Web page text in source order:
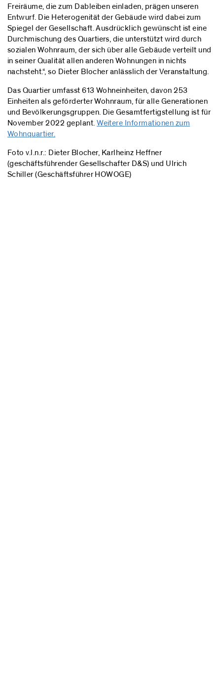
Freiräume, die zum Dableiben einladen, prägen unseren
Entwurf. Die Heterogenität der Gebäude wird dabei zum
Spiegel der Gesellschaft. Ausdrücklich gewünscht ist eine
Durchmischung des Quartiers, die unterstützt wird durch
sozialen Wohnraum, der sich über alle Gebäude verteilt und
in seiner Qualität allen anderen Wohnungen in nichts
nachsteht.“, so Dieter Blocher anlässlich der Veranstaltung.
Das Quartier umfasst 613 Wohneinheiten, davon 253
Einheiten als geförderter Wohnraum, für alle Generationen
und Bevölkerungsgruppen. Die Gesamtfertigstellung ist für
November 2022 geplant.Weitere Informationen zum
Wohnquartier.
Foto v.l.n.r.: Dieter Blocher, Karlheinz Heffner
(geschäftsführender Gesellschafter D&S) und Ulrich
Schiller (Geschäftsführer HOWOGE)